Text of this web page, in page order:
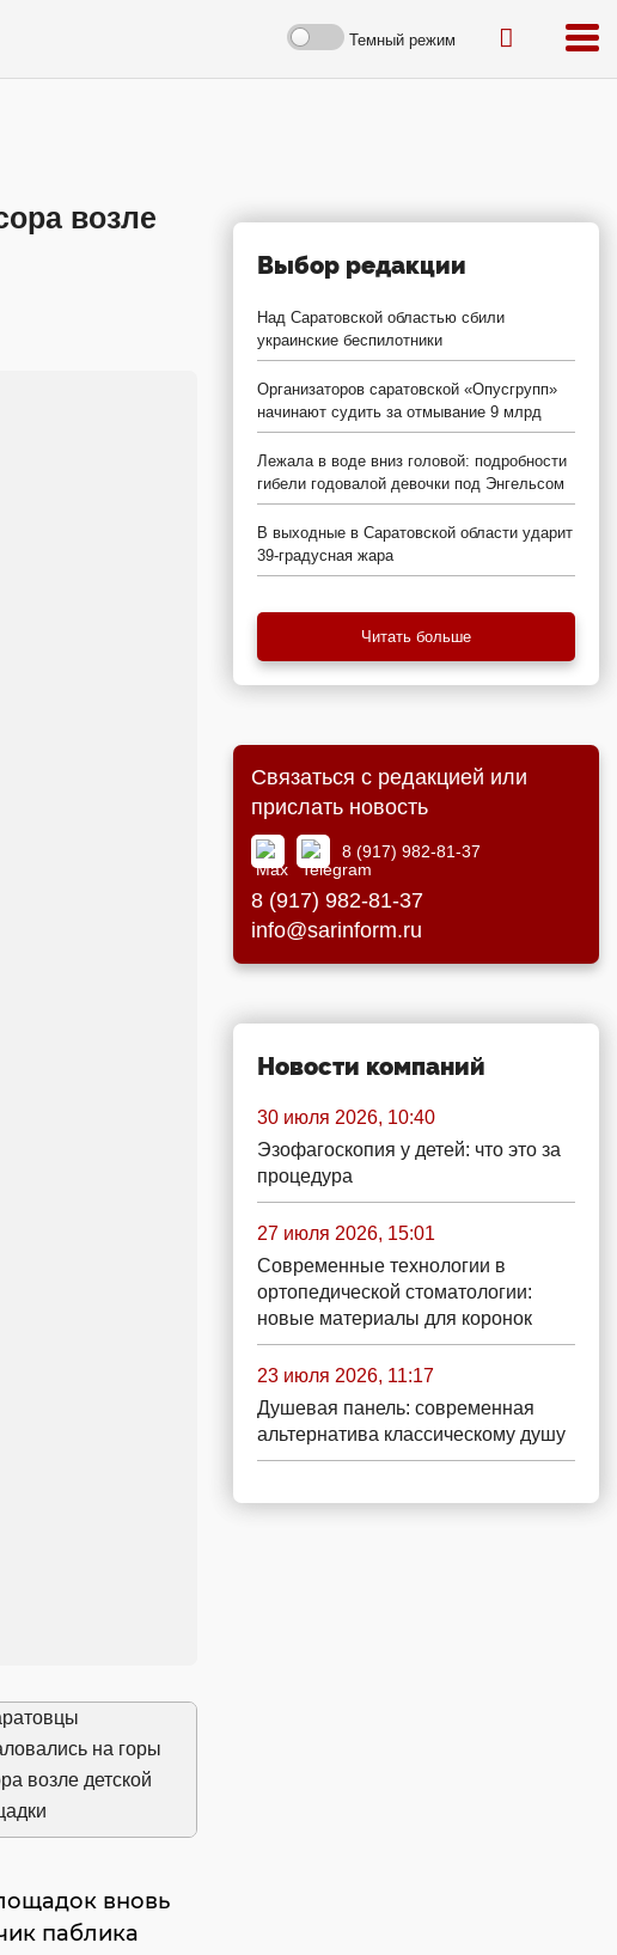
Темный режим
возле
вновь
паблика
Выбор редакции
Над Саратовской областью сбили
украинские беспилотники
Организаторов саратовской «Опусгрупп»
начинают судить за отмывание 9 млрд
Лежала в воде вниз головой: подробности
гибели годовалой девочки под Энгельсом
В выходные в Саратовской области ударит
39-градусная жара
Читать больше
Связаться с редакцией или
прислать новость
8 (917) 982-81-37
8 (917) 982-81-37
info@sarinform.ru
Новости компаний
30 июля 2026, 10:40
Эзофагоскопия у детей: что это за
процедура
27 июля 2026, 15:01
Современные технологии в
ортопедической стоматологии:
новые материалы для коронок
23 июля 2026, 11:17
Душевая панель: современная
альтернатива классическому душу